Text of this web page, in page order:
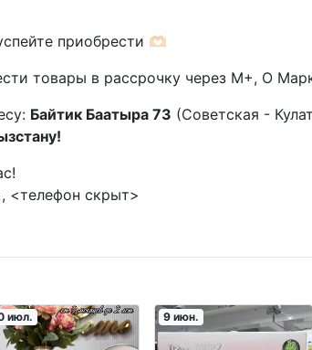
приобрести 🫶🏻
товары в рассрочку через М+, О
Байтик Баатыра 73 (Советская -
<телефон скрыт>
июл. 9 июн.